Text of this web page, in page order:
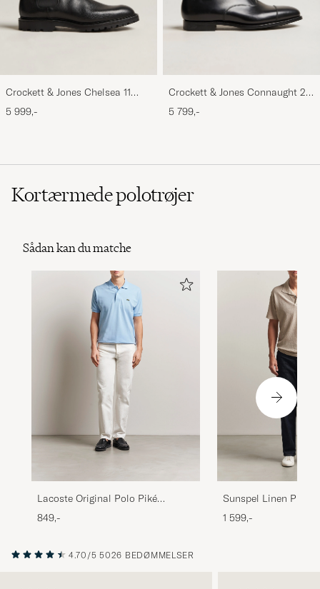
Crockett & Jones Chelsea 11
Black Calf Grained
5 999,-
Crockett & Jones Connaught 2
City Sole Black Calf
5 799,-
Kortærmede polotrøjer
Sådan kan du matche
Lacoste Original Polo Piké
Overview
849,-
Sunspel Linen Pique
Hazelwood
1 599,-
4.70/5 5026 BEDØMMELSER